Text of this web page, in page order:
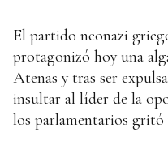
El partido neonazi
protagonizó hoy una
Atenas y tras ser
insultar al líder de la
los parlamentarios